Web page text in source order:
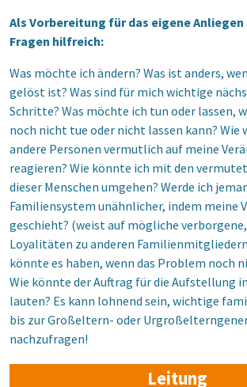
Als Vorbereitung für das eigene
Fragen hilfreich:
Was möchte ich ändern? Was ist anders,
gelöst ist? Was sind für mich wichtige
Schritte? Was möchte ich tun oder lassen,
noch nicht tue oder nicht lassen kann? Wie
andere Personen vermutlich auf meine
reagieren? Wie könnte ich mit den
dieser Menschen umgehen? Werde ich
Familiensystem unähnlicher, indem meine
geschieht? (weist auf mögliche
Loyalitäten zu anderen
könnte es haben, wenn das Problem noch
Wie könnte der Auftrag für die Aufstellung
lauten? Es kann lohnend sein, wichtige
bis zur Großeltern- oder
nachzufragen!
Leitung